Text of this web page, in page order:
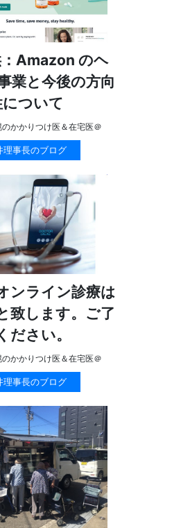
Amazon のヘ
業と今後の方向
ついて
のかかりつけ医＆在宅医＠
理事長のブログ
ンライン診療は
致します。ご了
ださい。
のかかりつけ医＆在宅医＠
理事長のブログ